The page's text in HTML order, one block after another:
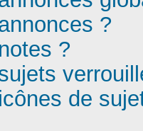
?
?
de